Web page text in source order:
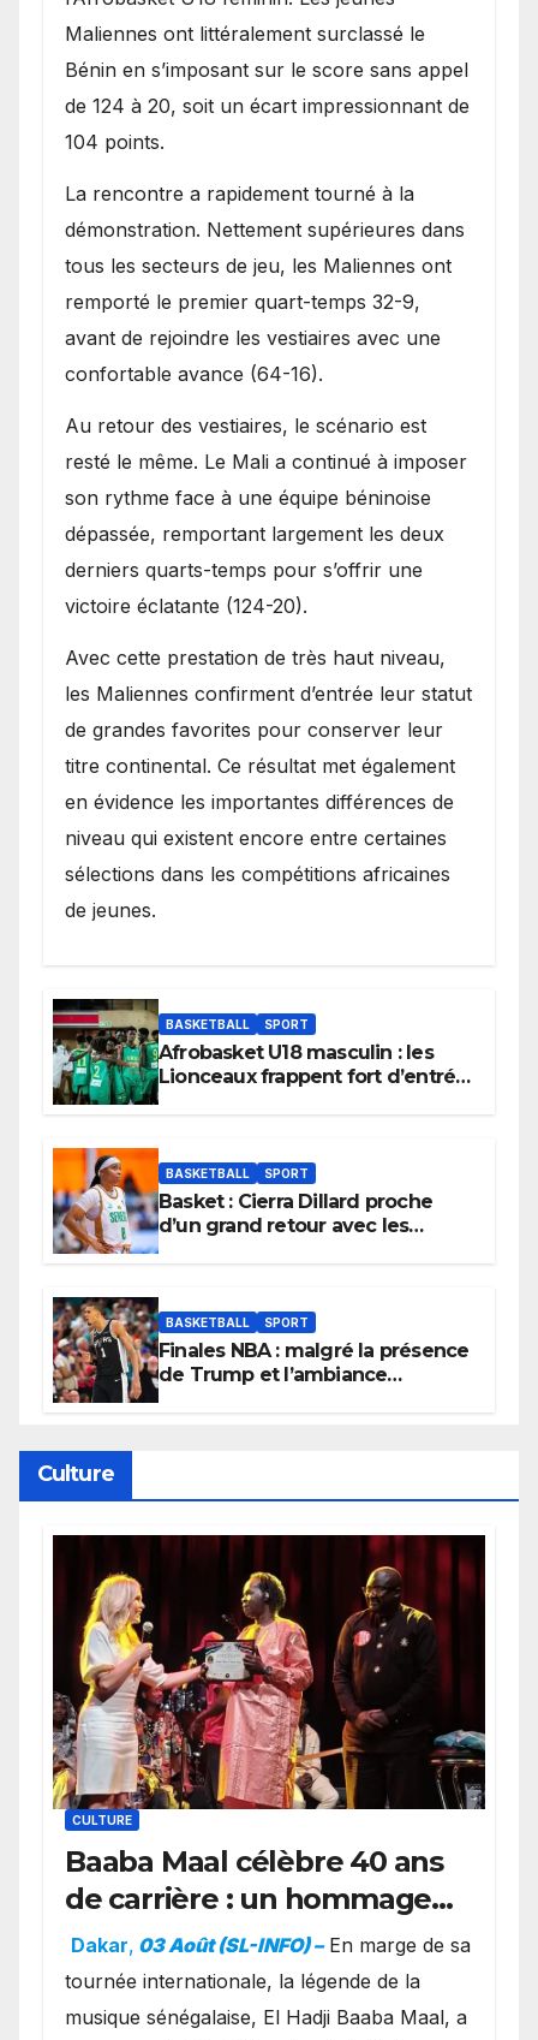
Maliennes ont littéralement surclassé le
Bénin en s’imposant sur le score sans appel
de 124 à 20, soit un écart impressionnant de
104 points.
La rencontre a rapidement tourné à la
démonstration. Nettement supérieures dans
tous les secteurs de jeu, les Maliennes ont
remporté le premier quart-temps 32-9,
avant de rejoindre les vestiaires avec une
confortable avance (64-16).
Au retour des vestiaires, le scénario est
resté le même. Le Mali a continué à imposer
son rythme face à une équipe béninoise
dépassée, remportant largement les deux
derniers quarts-temps pour s’offrir une
victoire éclatante (124-20).
Avec cette prestation de très haut niveau,
les Maliennes confirment d’entrée leur statut
de grandes favorites pour conserver leur
titre continental. Ce résultat met également
en évidence les importantes différences de
niveau qui existent encore entre certaines
sélections dans les compétitions africaines
de jeunes.
BASKETBALL SPORT
Afrobasket U18 masculin : les
Lionceaux frappent fort d’entrée
BASKETBALL SPORT
Basket : Cierra Dillard proche
d’un grand retour avec les
BASKETBALL SPORT
Finales NBA : malgré la présence
de Trump et l’ambiance
Culture
CULTURE
Baaba Maal célèbre 40 ans
de carrière : un hommage
exceptionnel à Oslo en
présence de la famille
royale.
Dakar, 03 Août (SL-INFO) – ​En marge de sa
tournée internationale, la légende de la
musique sénégalaise, El Hadji Baaba Maal, a